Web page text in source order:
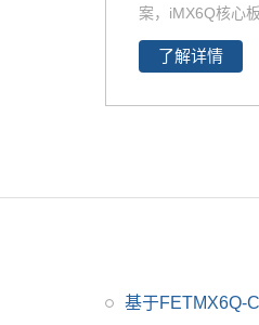
案，iMX6Q核心板
X6Q开发板解决方
MX6Q稳定、快速
了解详情
基于FETMX6Q-